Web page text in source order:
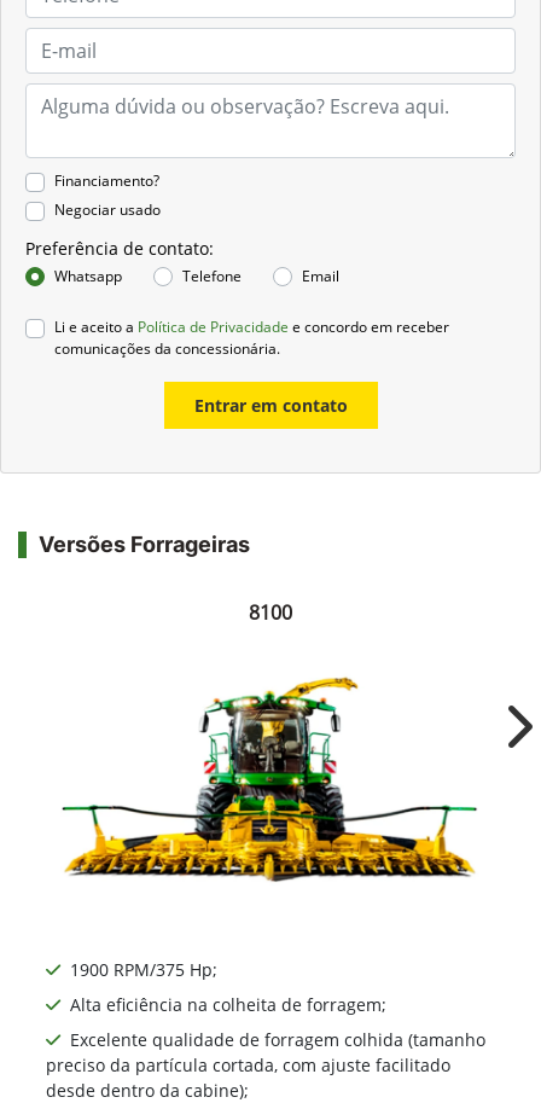
Financiamento?
Negociar usado
Preferência de contato:
Whatsapp Telefone Email
Li e aceito a Política de Privacidade e concordo em receber
comunicações da concessionária.
Entrar em contato
Versões Forrageiras
8100
1900 RPM/375 Hp;
Alta eficiência na colheita de forragem;
Excelente qualidade de forragem colhida (tamanho
preciso da partícula cortada, com ajuste facilitado
desde dentro da cabine);